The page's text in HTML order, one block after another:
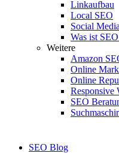
Linkaufbau
Local SEO
Social
Was ist
Weitere
Amazon
Online
Online
Responsive
SEO
SEO Blog